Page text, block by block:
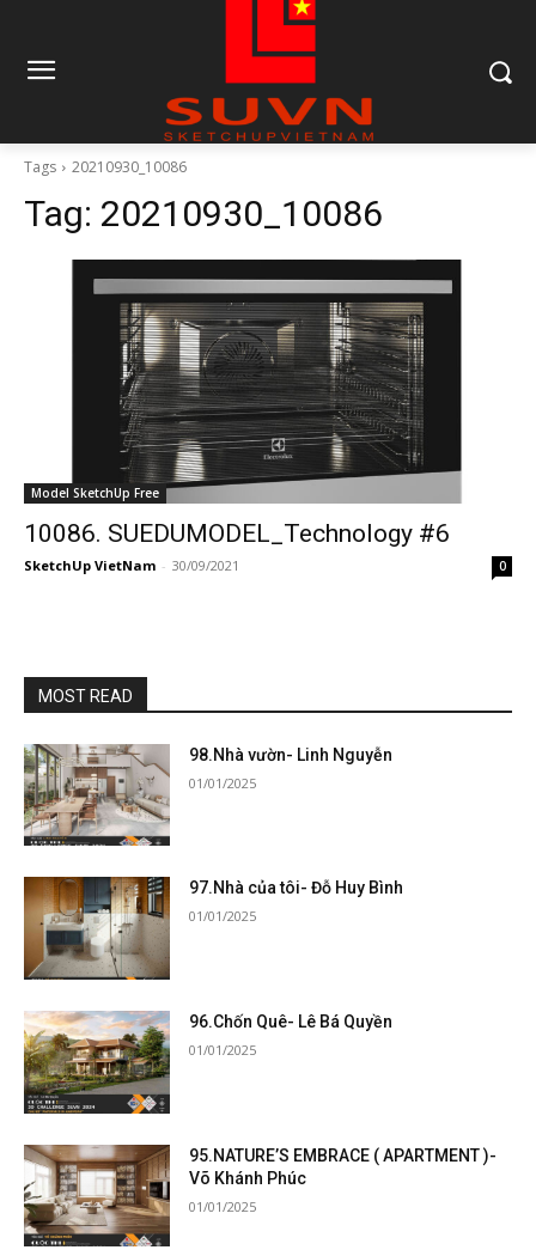
Tags 20210930_10086
Tag: 20210930_10086
Model SketchUp Free
10086. SUEDUMODEL_Technology #6
SketchUp VietNam - 30/09/2021 0
MOST READ
98.Nhà vườn- Linh Nguyễn
01/01/2025
97.Nhà của tôi- Đỗ Huy Bình
01/01/2025
96.Chốn Quê- Lê Bá Quyền
01/01/2025
95.NATURE’S EMBRACE ( APARTMENT )-
Võ Khánh Phúc
01/01/2025